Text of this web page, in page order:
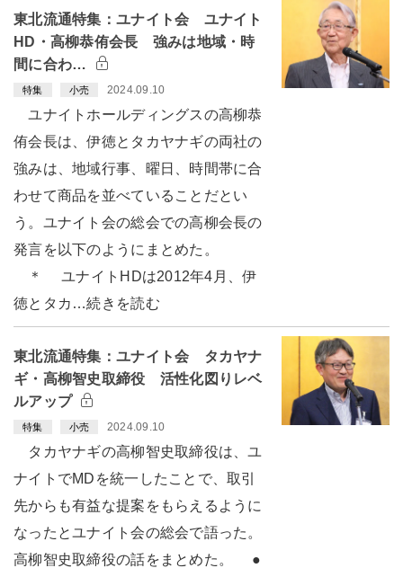
東北流通特集：ユナイト会 ユナイト
HD・高柳恭侑会長 強みは地域・時
間に合わ…
特集 小売 2024.09.10
ユナイトホールディングスの高柳恭
侑会長は、伊徳とタカヤナギの両社の
強みは、地域行事、曜日、時間帯に合
わせて商品を並べていることだとい
う。ユナイト会の総会での高柳会長の
発言を以下のようにまとめた。
＊ ユナイトHDは2012年4月、伊
徳とタカ…続きを読む
東北流通特集：ユナイト会 タカヤナ
ギ・高柳智史取締役 活性化図りレベ
ルアップ
特集 小売 2024.09.10
タカヤナギの高柳智史取締役は、ユ
ナイトでMDを統一したことで、取引
先からも有益な提案をもらえるように
なったとユナイト会の総会で語った。
高柳智史取締役の話をまとめた。 ●